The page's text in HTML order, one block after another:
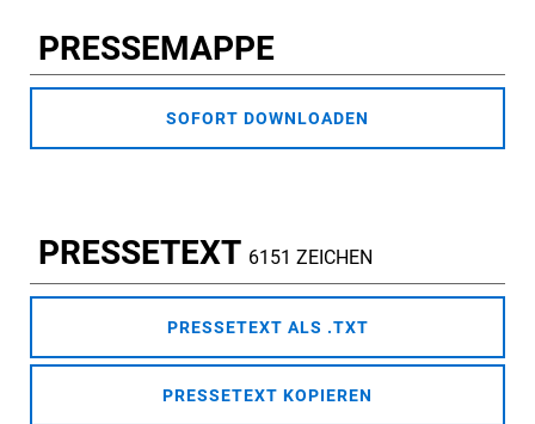
PRESSEMAPPE
SOFORT DOWNLOADEN
PRESSETEXT 6151 ZEICHEN
PRESSETEXT ALS .TXT
PRESSETEXT KOPIEREN